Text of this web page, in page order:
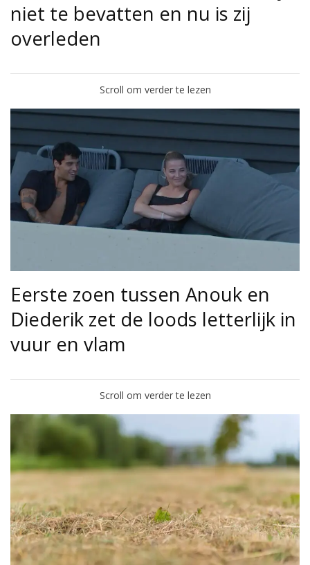
niet te bevatten en nu is zij
overleden
Scroll om verder te lezen
Eerste zoen tussen Anouk en
Diederik zet de loods letterlijk in
vuur en vlam
Scroll om verder te lezen